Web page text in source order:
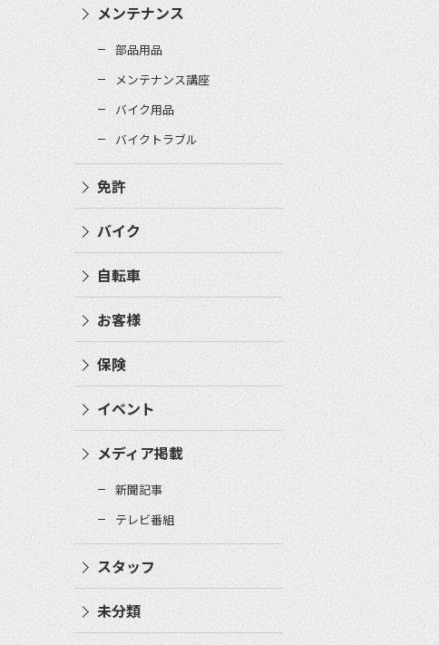
メンテナンス
部品用品
メンテナンス講座
バイク用品
バイクトラブル
免許
バイク
自転車
お客様
保険
イベント
メディア掲載
新聞記事
テレビ番組
スタッフ
未分類